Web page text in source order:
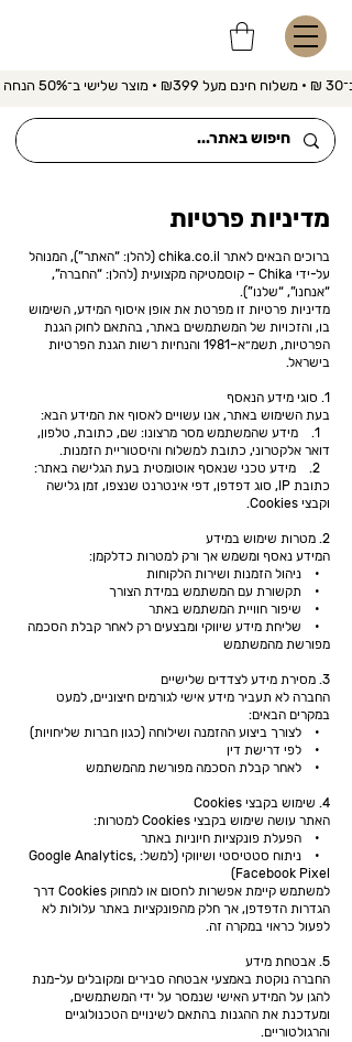
הנחה
מדיניות פרטיות
ברוכים הבאים לאתר chika.co.il (להלן: “האתר”), המנוהל
על-ידי Chika – קוסמטיקה מקצועית (להלן: “החברה”,
“אנחנו”, “שלנו”).
מדיניות פרטיות זו מפרטת את אופן איסוף המידע, השימוש
בו, והזכויות של המשתמשים באתר, בהתאם לחוק הגנת
הפרטיות, תשמ״א–1981 והנחיות רשות הגנת הפרטיות
בישראל.
1. סוגי מידע הנאסף
בעת השימוש באתר, אנו עשויים לאסוף את המידע הבא:
1. מידע שהמשתמש מסר מרצונו: שם, כתובת, טלפון,
דואר אלקטרוני, כתובת למשלוח והיסטוריית הזמנות.
2. מידע טכני שנאסף אוטומטית בעת הגלישה באתר:
כתובת IP, סוג דפדפן, דפי אינטרנט שנצפו, זמן גלישה
וקבצי Cookies.
2. מטרות שימוש במידע
המידע נאסף ומשמש אך ורק למטרות כדלקמן:
• ניהול הזמנות ושירות הלקוחות
• תקשורת עם המשתמש במידת הצורך
• שיפור חוויית המשתמש באתר
• שליחת מידע שיווקי ומבצעים רק לאחר קבלת הסכמה
מפורשת מהמשתמש
3. מסירת מידע לצדדים שלישיים
החברה לא תעביר מידע אישי לגורמים חיצוניים, למעט
במקרים הבאים:
• לצורך ביצוע ההזמנה ושילוחה (כגון חברות שליחויות)
• לפי דרישת דין
• לאחר קבלת הסכמה מפורשת מהמשתמש
4. שימוש בקבצי Cookies
האתר עושה שימוש בקבצי Cookies למטרות:
• הפעלת פונקציות חיוניות באתר
• ניתוח סטטיסטי ושיווקי (למשל: Google Analytics,
Facebook Pixel)
למשתמש קיימת אפשרות לחסום או למחוק Cookies דרך
הגדרות הדפדפן, אך חלק מהפונקציות באתר עלולות לא
לפעול כראוי במקרה זה.
5. אבטחת מידע
החברה נוקטת באמצעי אבטחה סבירים ומקובלים על-מנת
להגן על המידע האישי שנמסר על ידי המשתמשים,
ומעדכנת את ההגנות בהתאם לשינויים הטכנולוגיים
והרגולטוריים.